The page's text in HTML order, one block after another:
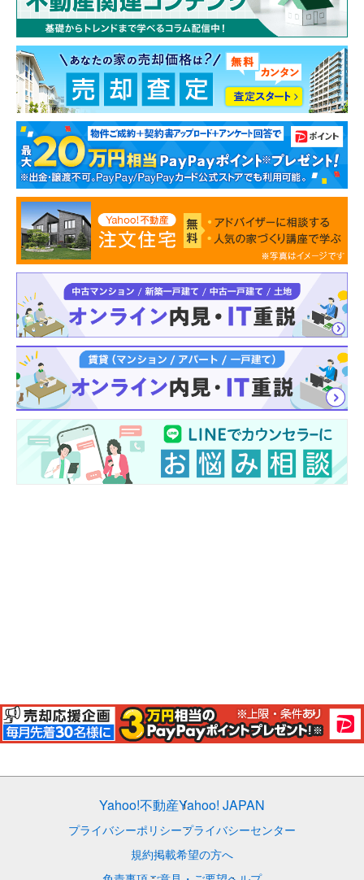
Yahoo!不動産Yahoo! JAPAN
プライバシーポリシープライバシーセンター
規約掲載希望の方へ